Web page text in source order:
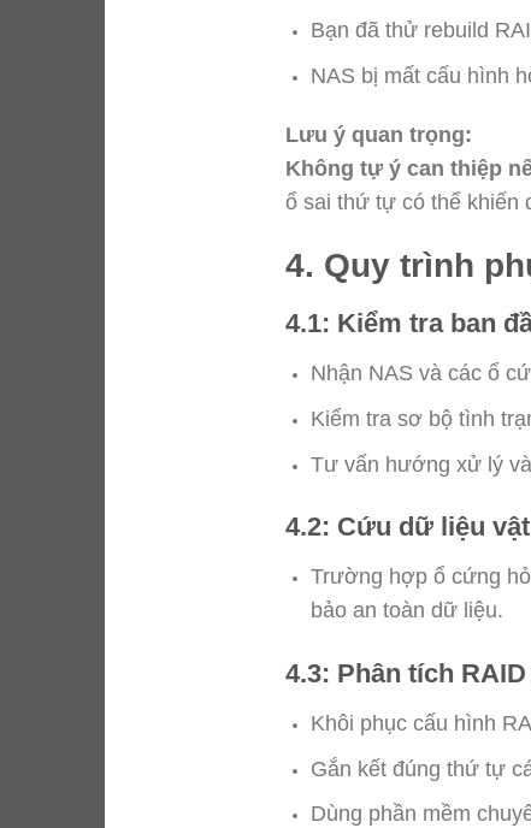
Bạn đã thử rebuild
NAS bị mất cấu hình
Lưu ý quan trọng:
Không tự ý can thiệp
ổ sai thứ tự có thể khiến
4. Quy trình
4.1: Kiểm tra ban
Nhận NAS và các ổ
Kiểm tra sơ bộ tình
Tư vấn hướng xử lý
4.2: Cứu dữ liệu
Trường hợp ổ cứng
bảo an toàn dữ liệu.
4.3: Phân tích
Khôi phục cấu hình
Gắn kết đúng thứ tự
Dùng phần mềm